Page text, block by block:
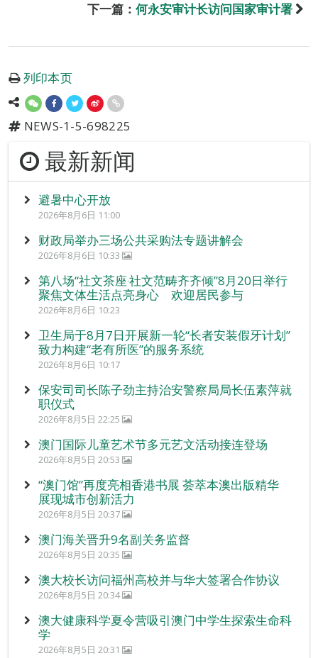
下一篇： 何永安审计长访问国家审计署
列印本页
NEWS-1-5-698225
最新新闻
避暑中心开放
2026年8月6日 11:00
财政局举办三场公共采购法专题讲解会
2026年8月6日 10:33
第八场“社文茶座‧社文范畴齐齐倾”8月20日举行
聚焦文体生活点亮身心 欢迎居民参与
2026年8月6日 10:23
卫生局于8月7日开展新一轮“长者安装假牙计划”
致力构建“老有所医”的服务系统
2026年8月6日 10:17
保安司司长陈子劲主持治安警察局局长伍素萍就
职仪式
2026年8月5日 22:25
澳门国际儿童艺术节多元艺文活动接连登场
2026年8月5日 20:53
“澳门馆”再度亮相香港书展 荟萃本澳出版精华
展现城市创新活力
2026年8月5日 20:37
澳门海关晋升9名副关务监督
2026年8月5日 20:35
澳大校长访问福州高校并与华大签署合作协议
2026年8月5日 20:34
澳大健康科学夏令营吸引澳门中学生探索生命科
学
2026年8月5日 20:31